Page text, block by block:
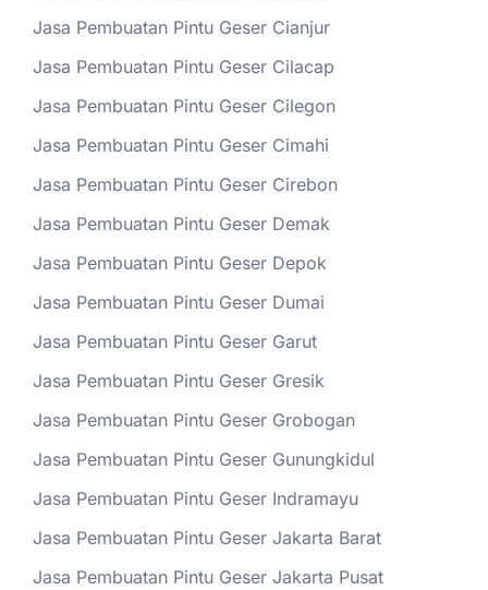
Jasa Pembuatan Pintu Geser Cianjur
Jasa Pembuatan Pintu Geser Cilacap
Jasa Pembuatan Pintu Geser Cilegon
Jasa Pembuatan Pintu Geser Cimahi
Jasa Pembuatan Pintu Geser Cirebon
Jasa Pembuatan Pintu Geser Demak
Jasa Pembuatan Pintu Geser Depok
Jasa Pembuatan Pintu Geser Dumai
Jasa Pembuatan Pintu Geser Garut
Jasa Pembuatan Pintu Geser Gresik
Jasa Pembuatan Pintu Geser Grobogan
Jasa Pembuatan Pintu Geser Gunungkidul
Jasa Pembuatan Pintu Geser Indramayu
Jasa Pembuatan Pintu Geser Jakarta Barat
Jasa Pembuatan Pintu Geser Jakarta Pusat